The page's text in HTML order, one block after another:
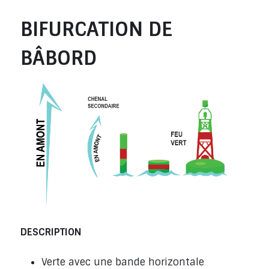
BIFURCATION DE
BÂBORD
DESCRIPTION
Verte avec une bande horizontale